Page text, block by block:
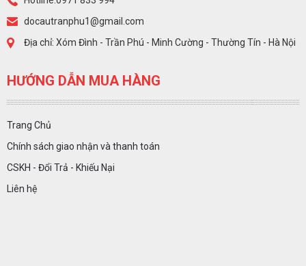
docautranphu1@gmail.com
Địa chỉ: Xóm Đình - Trần Phú - Minh Cường - Thường Tín - Hà Nội
HƯỚNG DẪN MUA HÀNG
Trang Chủ
Chính sách giao nhận và thanh toán
CSKH - Đổi Trả - Khiếu Nại
Liên hệ